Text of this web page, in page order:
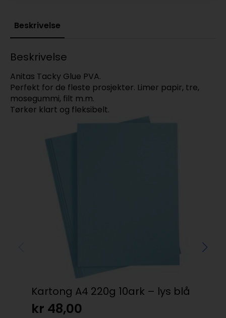
Beskrivelse
Beskrivelse
Anitas Tacky Glue PVA.
Perfekt for de fleste prosjekter. Limer papir, tre,
mosegummi, filt m.m.
Tørker klart og fleksibelt.
Kartong A4 220g 10ark – lys blå
kr 48,00